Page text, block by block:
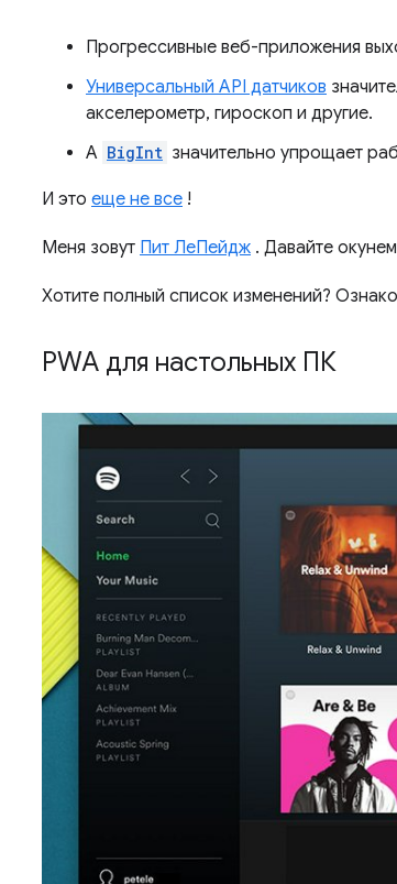
Прогрессивные веб-приложения
Универсальный API датчиков
акселерометр, гироскоп и другие.
А BigInt значительно упрощает
И это еще не все !
Меня зовут Пит ЛеПейдж . Давайте
Хотите полный список изменений?
PWA для настольных ПК